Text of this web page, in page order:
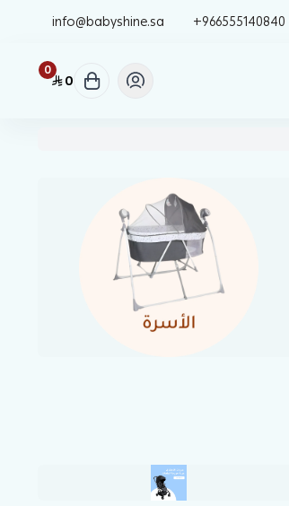
+966555140840
info@babyshine.sa
0 0